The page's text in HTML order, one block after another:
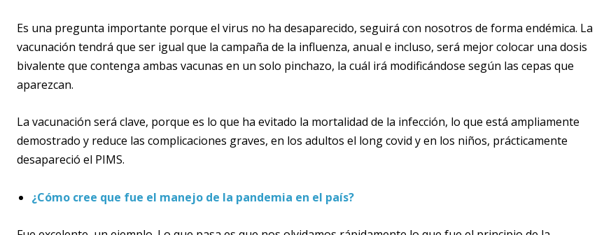
Es una pregunta importante porque el virus no ha desaparecido, seguirá con nosotros de forma endémica. La
vacunación tendrá que ser igual que la campaña de la influenza, anual e incluso, será mejor colocar una dosis
bivalente que contenga ambas vacunas en un solo pinchazo, la cuál irá modificándose según las cepas que
aparezcan.
La vacunación será clave, porque es lo que ha evitado la mortalidad de la infección, lo que está ampliamente
demostrado y reduce las complicaciones graves, en los adultos el long covid y en los niños, prácticamente
desapareció el PIMS.
¿Cómo cree que fue el manejo de la pandemia en el país?